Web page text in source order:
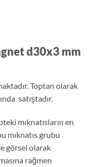
d30x3 mm
Toptan olarak
satıştadır.
mıknatısların en
mıknatıs grubu
görsel olarak
rağmen